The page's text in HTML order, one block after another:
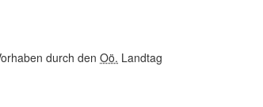
durch den Oö. Landtag